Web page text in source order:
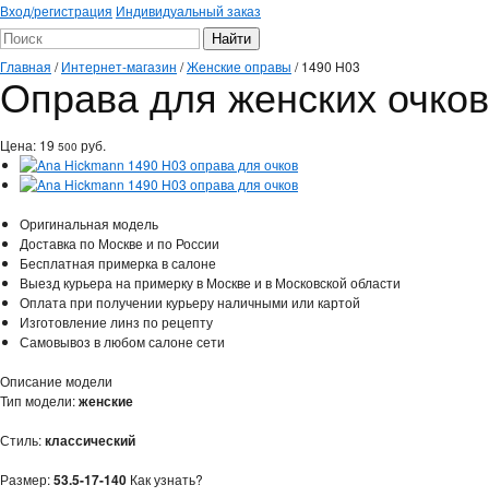
Вход/регистрация Индивидуальный заказ
Главная /Интернет-магазин /Женские оправы /1490 H03
Оправа для женских
Цена: 19 500 руб.
Оригинальная модель
Доставка по Москве и по России
Бесплатная примерка в салоне
Выезд курьера на примерку в Москве и в Московской области
Оплата при получении курьеру наличными или картой
Изготовление линз по рецепту
Самовывоз в любом салоне сети
Описание модели
Тип модели:женские
Стиль:классический
Размер:53.5-17-140 Как узнать?